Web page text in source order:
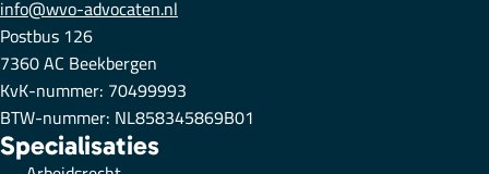
info@wvo-advocaten.nl
Postbus 126
7360 AC Beekbergen
KvK-nummer: 70499993
BTW-nummer: NL858345869B01
Specialisaties